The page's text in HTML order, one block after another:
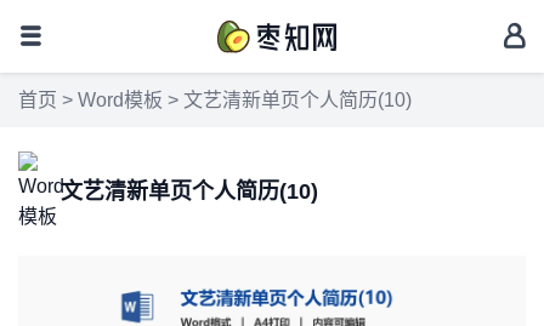
首页 > Word模板 > 文艺清新单页个人简历(10)
文艺清新单页个人简历(10)